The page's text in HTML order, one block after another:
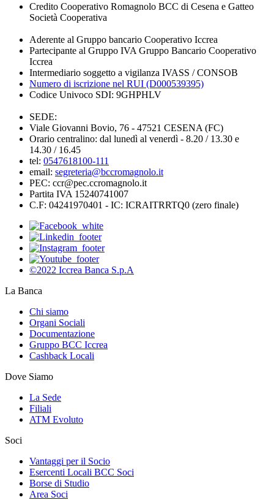
Credito Cooperativo Romagnolo BCC di Cesena e Gatteo
Società Cooperativa
Aderente al Gruppo bancario Cooperativo Iccrea
Partecipante al Gruppo IVA Gruppo Bancario Cooperativo
Iccrea
Intermediario soggetto a vigilanza IVASS / CONSOB
Numero di iscrizione nel RUI (D000539395)
Codice Univoco SDI: 9GHPHLV
SEDE:
Viale Giovanni Bovio, 76 - 47521 CESENA (FC)
Orario centralino: dal lunedì al venerdì - 8.20 / 13.30 e
14.30 / 16.45
tel: 0547618100-111
email: segreteria@bccromagnolo.it
PEC: ccr@pec.ccromagnolo.it
Partita IVA 15240741007
C.F: 04241970401 - IC: ICRAITRRTQ0 (zero finale)
©2022 Iccrea Banca S.p.A
La Banca
Chi siamo
Organi Sociali
Documentazione
Gruppo BCC Iccrea
Cashback Locali
Dove Siamo
La Sede
Filiali
ATM Evoluto
Soci
Vantaggi per il Socio
Esercenti Locali BCC Soci
Borse di Studio
Area Soci